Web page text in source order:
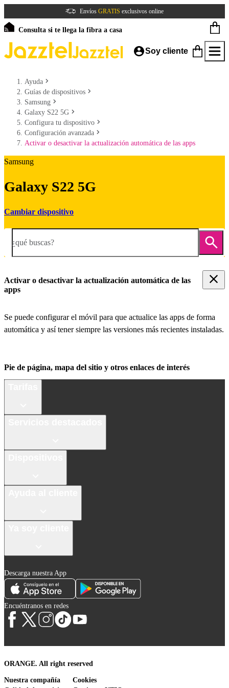
Envíos GRATIS exclusivos online
Consulta si te llega la fibra a casa
Soy cliente
Ayuda
Guías de dispositivos
Samsung
Galaxy S22 5G
Configura tu dispositivo
Configuración avanzada
Activar o desactivar la actualización automática de las apps
Samsung
Galaxy S22 5G
Cambiar dispositivo
¿qué buscas?
Activar o desactivar la actualización automática de las
apps
Se puede configurar el móvil para que actualice las apps de forma
automática y así tener siempre las versiones más recientes instaladas.
Pie de página, mapa del sitio y otros enlaces de interés
Descarga nuestra App
Encuéntranos en redes
ORANGE. All right reserved
Nuestra compañía
Cookies